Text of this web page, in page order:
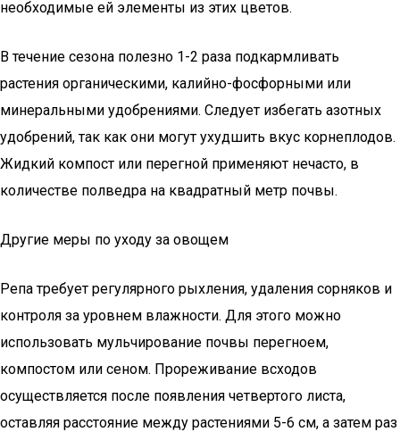
необходимые ей элементы из этих цветов.
В течение сезона полезно 1-2 раза подкармливать
растения органическими, калийно-фосфорными или
минеральными удобрениями. Следует избегать азотных
удобрений, так как они могут ухудшить вкус корнеплодов.
Жидкий компост или перегной применяют нечасто, в
количестве полведра на квадратный метр почвы.
Другие меры по уходу за овощем
Репа требует регулярного рыхления, удаления сорняков и
контроля за уровнем влажности. Для этого можно
использовать мульчирование почвы перегноем,
компостом или сеном. Прореживание всходов
осуществляется после появления четвертого листа,
оставляя расстояние между растениями 5-6 см, а затем раз